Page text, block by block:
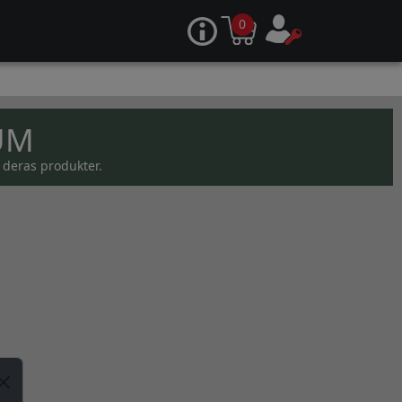
0
produkter.